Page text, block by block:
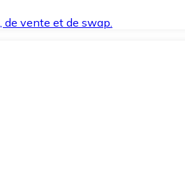
de vente et de swap.